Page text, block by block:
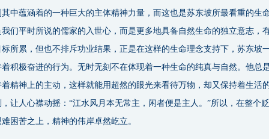
中蕴涵着的一种巨大的主体精神力量，而这也是苏东坡所最看重的生
们平时所说的儒家的入世心，而是更多地具备自然生命的独立意志，
所累，但也不排斥功业结果，正是在这样的生命理念支持下，苏东坡
积极奋进的行为。无时无刻不在体现着一种生命的纯真与自然。他总
精神上的主动，这样就能用超然的眼光来看待万物，却又保持着生活
让人心襟动摇：“江水风月本无常主，闲者便是主人。”所以，在整个贬
困苦之上，精神的伟岸卓然屹立。